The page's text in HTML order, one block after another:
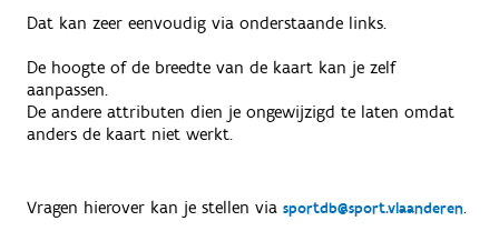
Dat kan zeer eenvoudig via onderstaande links.
De hoogte of de breedte van de kaart kan je zelf
aanpassen.
De andere attributen dien je ongewijzigd te laten omdat
anders de kaart niet werkt.
Vragen hierover kan je stellen via sportdb@sport.vlaanderen.